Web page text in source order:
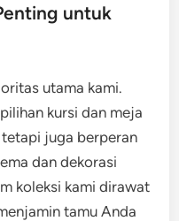
untuk
utama kami.
kursi dan meja
juga berperan
dan dekorasi
koleksi kami dirawat
tamu Anda